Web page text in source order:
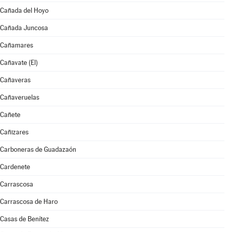
Cañada del Hoyo
Cañada Juncosa
Cañamares
Cañavate (El)
Cañaveras
Cañaveruelas
Cañete
Cañizares
Carboneras de Guadazaón
Cardenete
Carrascosa
Carrascosa de Haro
Casas de Benítez